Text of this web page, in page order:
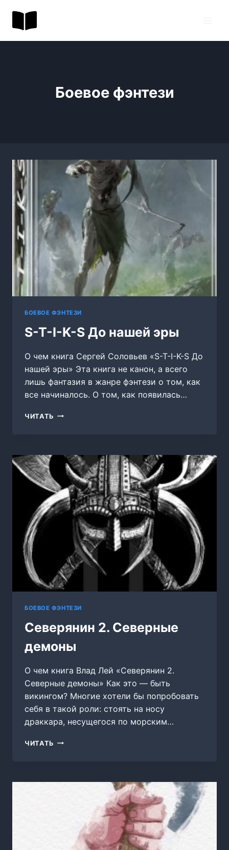
содержимому
Боевое фэнтези
БОЕВОЕ ФЭНТЕЗИ
S-T-I-K-S До нашей эры
О чем книга Сергей Соловьев «S-T-I-K-S До
нашей эры» Эта книга не канон, а всего
лишь фантазия в жанре фэнтези о том, как
все начиналось. О том, как появилась…
ЧИТАТЬ S-
S
ДО
НАШЕЙ
ЭРЫ
БОЕВОЕ ФЭНТЕЗИ
Северянин 2. Северные
демоны
О чем книга Влад Лей «Северянин 2.
Северные демоны» Как это — быть
викингом? Многие хотели бы попробовать
себя в такой роли: стоять на носу
драккара, несущегося по морским…
ЧИТАТЬ СЕВЕРЯНИН